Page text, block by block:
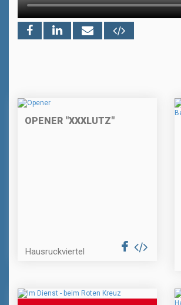
OPENER "XXXLUTZ"
Hausruckviertel